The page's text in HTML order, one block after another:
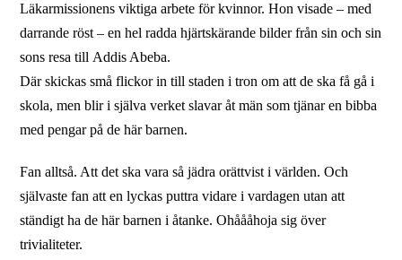
Läkarmissionens viktiga arbete för kvinnor. Hon visade – med
darrande röst – en hel radda hjärtskärande bilder från sin och sin
sons resa till Addis Abeba.
Där skickas små flickor in till staden i tron om att de ska få gå i
skola, men blir i själva verket slavar åt män som tjänar en bibba
med pengar på de här barnen.
Fan alltså. Att det ska vara så jädra orättvist i världen. Och
självaste fan att en lyckas puttra vidare i vardagen utan att
ständigt ha de här barnen i åtanke. Ohåååhoja sig över
trivialiteter.